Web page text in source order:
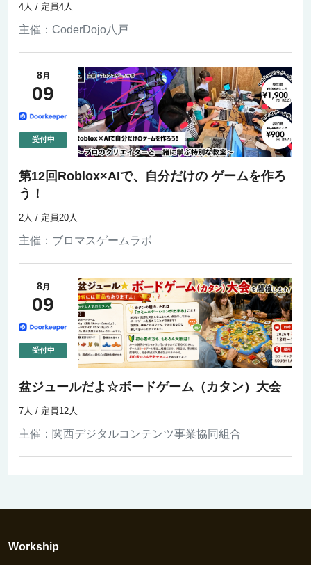
主催： CoderDojo八戸
4人 / 定員4人
8月
09
第12回Roblox×AIで、自分だけの ゲームを作ろ
う！
主催： ブロマスゲームラボ
2人 / 定員20人
8月
09
盆ジュールだよ☆ボードゲーム（カタン）大会
主催： 関西デジタルコンテンツ事業協同組合
7人 / 定員12人
Workship